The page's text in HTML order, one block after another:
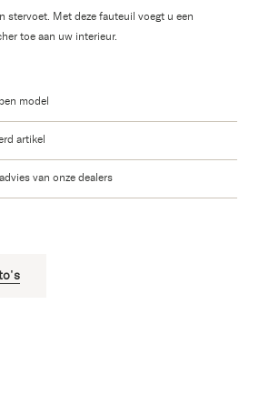
stervoet. Met deze fauteuil voegt u een
toe aan uw interieur.
model
artikel
van onze dealers